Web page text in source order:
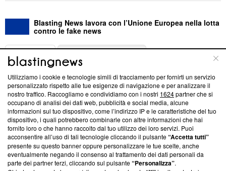
Blasting News lavora con l’Unione Europea nella lotta
contro le fake news
ABOUT
Questa sezione offre informazioni trasparenti su Blasting
News, sui nostri processi editoriali e su come ci impegniamo a
creare news di qualità. Inoltre, afferma la nostra aderenza a
‘Trust Project - News with Integrity’Blasting News non è
ancora membro del programma, ma ha richiesto di farne
parte; Trust Project non ha ancora effettuato una verifica di
conformità agli standard.
Su di noi
Utilizziamo i cookie e tecnologie simili di tracciamento per fornirti un servizio
personalizzato rispetto alle tue esigenze di navigazione e per analizzare il
nostro traffico. Raccogliamo e condividiamo con i nostri 1624partner che si
occupano di analisi dei dati web, pubblicità e social media, alcune
informazioni sul tuo dispositivo, come l’indirizzo IP e le caratteristiche del tuo
dispositivo, i quali potrebbero combinarle con altre informazioni che hai
fornito loro o che hanno raccolto dal tuo utilizzo dei loro servizi. Puoi
acconsentire all’uso di tali tecnologie cliccando il pulsante“Accetta tutti”
presente su questo banner oppure personalizzare le tue scelte, anche
eventualmente negando il consenso al trattamento dei dati personali da
parte dei partner terzi, cliccando sul pulsante“Personalizza”.